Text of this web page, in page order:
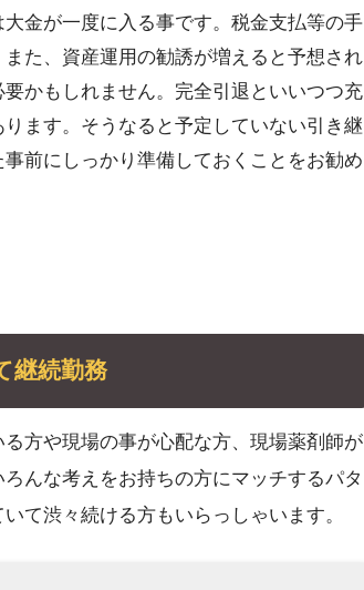
金が一度に入る事です。税金支払等の手
た、資産運用の勧誘が増えると予想され
かもしれません。完全引退といいつつ充
ます。そうなると予定していない引き継
前にしっかり準備しておくことをお勧め
継続勤務
方や現場の事が心配な方、現場薬剤師が
んな考えをお持ちの方にマッチするパタ
て渋々続ける方もいらっしゃいます。